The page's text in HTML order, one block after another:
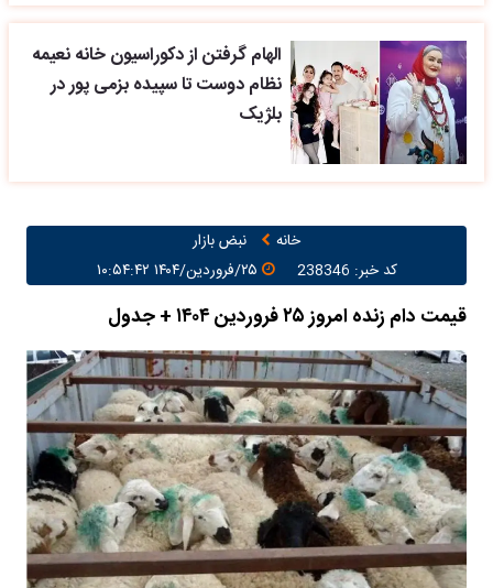
الهام گرفتن از دکوراسیون خانه نعیمه
نظام دوست تا سپیده بزمی پور در
بلژیک
خانه
نبض بازار
کد خبر: 238346
قیمت دام زنده امروز ۲۵ فروردین ۱۴۰۴ + جدول